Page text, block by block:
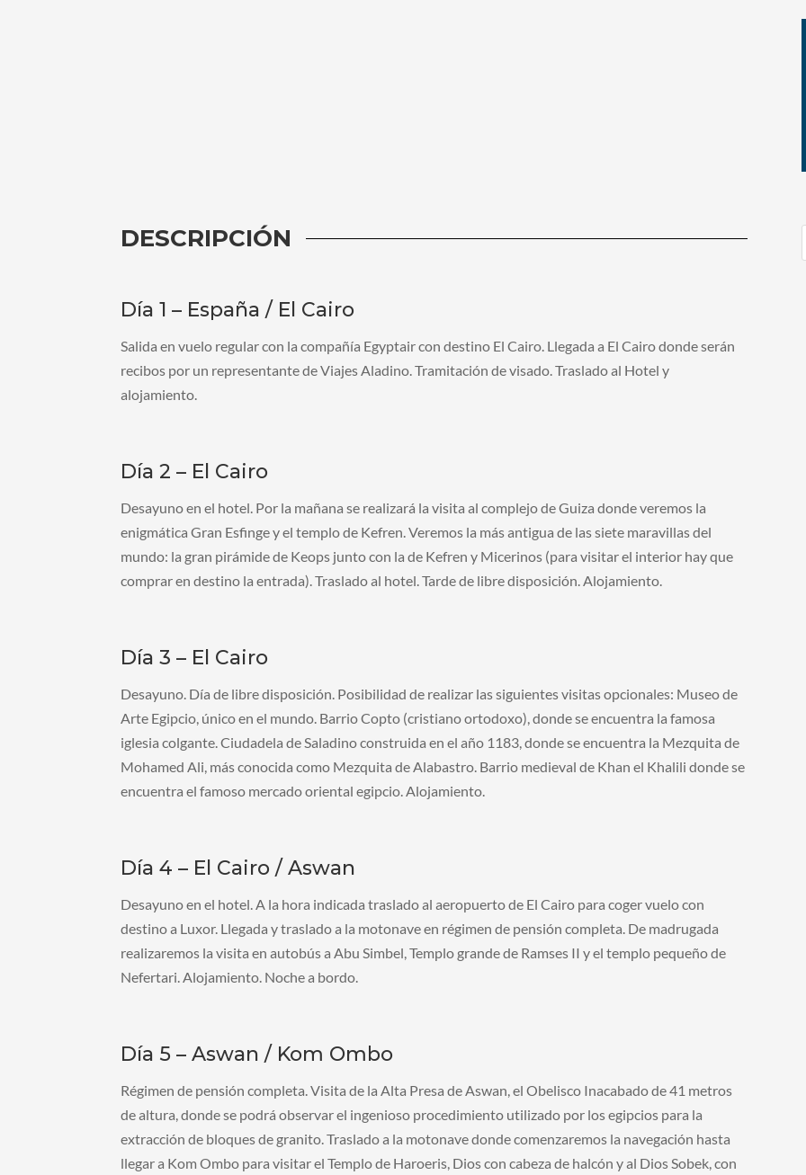
DESCRIPCIÓN
Día 1 – España / El Cairo
Salida en vuelo regular con la compañía Egyptair con destino El Cairo. Llegada a El Cairo donde serán
recibos por un representante de Viajes Aladino. Tramitación de visado. Traslado al Hotel y
alojamiento.
Día 2 – El Cairo
Desayuno en el hotel. Por la mañana se realizará la visita al complejo de Guiza donde veremos la
enigmática Gran Esfinge y el templo de Kefren. Veremos la más antigua de las siete maravillas del
mundo: la gran pirámide de Keops junto con la de Kefren y Micerinos (para visitar el interior hay que
comprar en destino la entrada). Traslado al hotel. Tarde de libre disposición. Alojamiento.
Día 3 – El Cairo
Desayuno. Día de libre disposición. Posibilidad de realizar las siguientes visitas opcionales: Museo de
Arte Egipcio, único en el mundo. Barrio Copto (cristiano ortodoxo), donde se encuentra la famosa
iglesia colgante. Ciudadela de Saladino construida en el año 1183, donde se encuentra la Mezquita de
Mohamed Ali, más conocida como Mezquita de Alabastro. Barrio medieval de Khan el Khalili donde se
encuentra el famoso mercado oriental egipcio. Alojamiento.
Día 4 – El Cairo / Aswan
Desayuno en el hotel. A la hora indicada traslado al aeropuerto de El Cairo para coger vuelo con
destino a Luxor. Llegada y traslado a la motonave en régimen de pensión completa. De madrugada
realizaremos la visita en autobús a Abu Simbel, Templo grande de Ramses II y el templo pequeño de
Nefertari. Alojamiento. Noche a bordo.
Día 5 – Aswan / Kom Ombo
Régimen de pensión completa. Visita de la Alta Presa de Aswan, el Obelisco Inacabado de 41 metros
de altura, donde se podrá observar el ingenioso procedimiento utilizado por los egipcios para la
extracción de bloques de granito. Traslado a la motonave donde comenzaremos la navegación hasta
llegar a Kom Ombo para visitar el Templo de Haroeris, Dios con cabeza de halcón y al Dios Sobek, con